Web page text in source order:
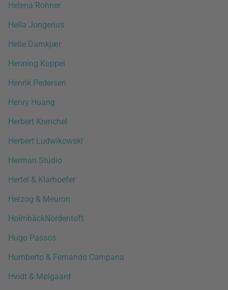
Helena Rohner
Hella Jongerius
Helle Damkjær
Henning Koppel
Henrik Pedersen
Henry Huang
Herbert Krenchel
Herbert Ludwikowski
Herman Studio
Hertel & Klarhoefer
Herzog & Meuron
HolmbäckNordentoft
Hugo Passos
Humberto & Fernando Campana
Hvidt & Mølgaard